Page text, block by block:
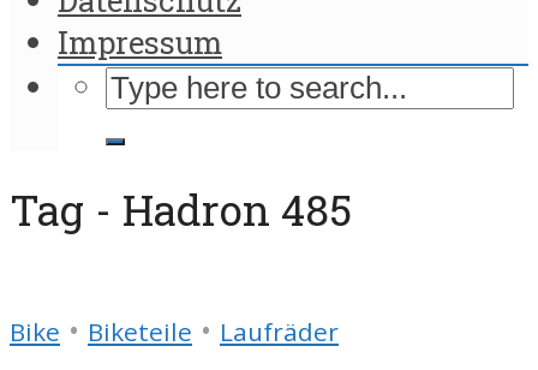
Impressum
Tag - Hadron 485
Bike • Biketeile • Laufräder